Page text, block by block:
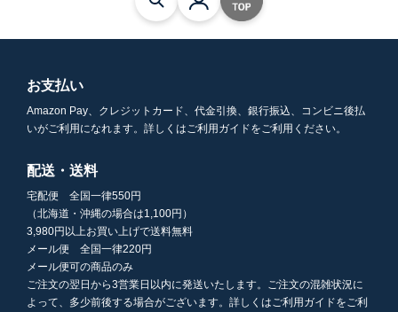
お支払い
Amazon Pay、クレジットカード、代金引換、銀行振込、コンビニ後払
いがご利用になれます。詳しくはご利用ガイドをご利用ください。
配送・送料
宅配便 全国一律550円
（北海道・沖縄の場合は1,100円）
3,980円以上お買い上げで送料無料
メール便 全国一律220円
メール便可の商品のみ
ご注文の翌日から3営業日以内に発送いたします。ご注文の混雑状況に
よって、多少前後する場合がございます。詳しくはご利用ガイドをご利